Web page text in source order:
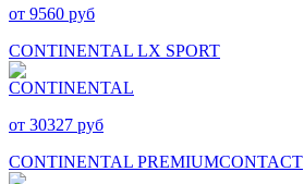
от 9560 руб
CONTINENTAL LX SPORT
от 30327 руб
CONTINENTAL PREMIUMCONTACT